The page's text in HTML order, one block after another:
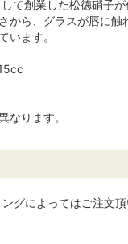
て創業した松徳硝子
から、グラスが唇に
います。
なります。
グによってはご注文